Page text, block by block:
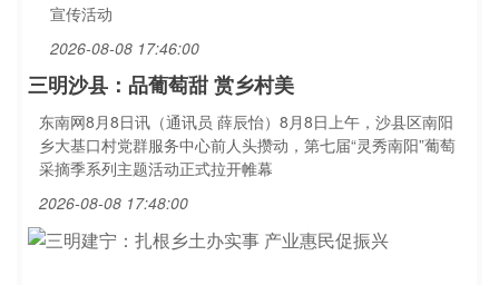
宣传活动
2026-08-08 17:46:00
三明沙县：品葡萄甜 赏乡村美
东南网8月8日讯（通讯员 薛辰怡）8月8日上午，沙县区南阳
乡大基口村党群服务中心前人头攒动，第七届“灵秀南阳”葡萄
采摘季系列主题活动正式拉开帷幕
2026-08-08 17:48:00